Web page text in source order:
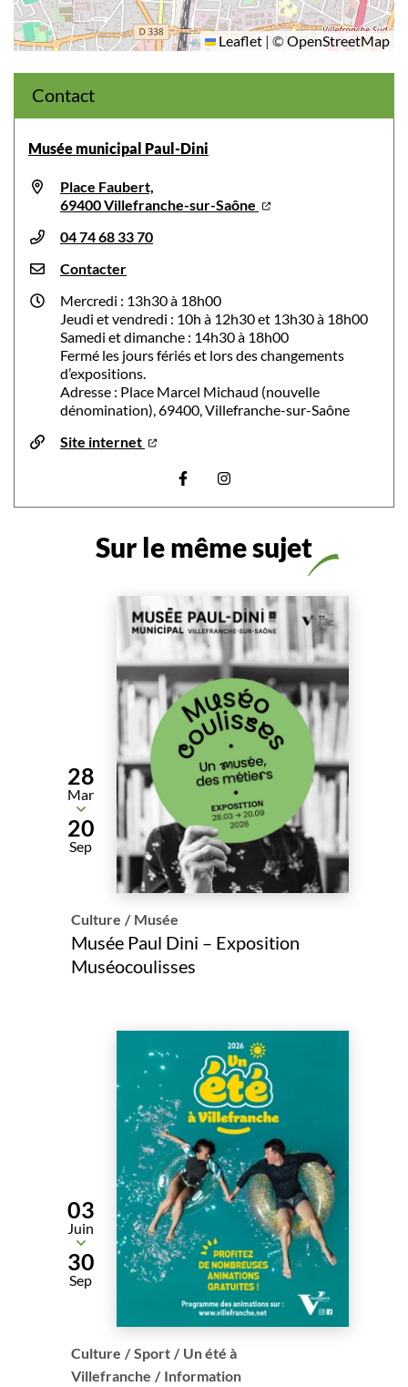
Leaflet | ©OpenStreetMap
Contact
Musée municipal Paul-Dini
Place Faubert,
69400 Villefranche-sur-Saône
04 74 68 33 70
Contacter
Mercredi : 13h30 à 18h00
Jeudi et vendredi : 10h à 12h30 et 13h30 à 18h00
Samedi et dimanche : 14h30 à 18h00
Fermé les jours fériés et lors des changements
d’expositions.
Adresse : Place Marcel Michaud (nouvelle
dénomination), 69400, Villefranche-sur-Saône
Site internet
Visiter la page Facebook (nouvelle
Visiter la page Instagram
Sur le même sujet
Musée Paul Dini – Exposition
Muséocoulisses
Culture / Musée
Du
28
Mar
20
Sep
Culture / Sport / Un été à
Villefranche / Information
Du
03
Juin
30
Sep